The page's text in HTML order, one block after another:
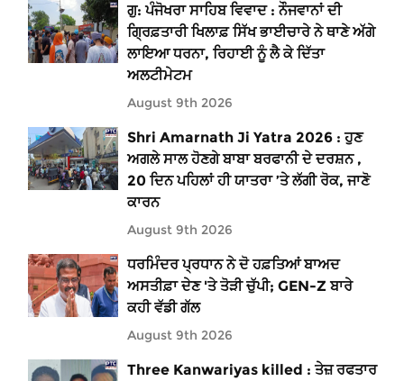
ਗੁ: ਪੰਜੋਖਰਾ ਸਾਹਿਬ ਵਿਵਾਦ : ਨੌਜਵਾਨਾਂ ਦੀ
ਗ੍ਰਿਫ਼ਤਾਰੀ ਖਿਲਾਫ਼ ਸਿੱਖ ਭਾਈਚਾਰੇ ਨੇ ਥਾਣੇ ਅੱਗੇ
ਲਾਇਆ ਧਰਨਾ, ਰਿਹਾਈ ਨੂੰ ਲੈ ਕੇ ਦਿੱਤਾ
ਅਲਟੀਮੇਟਮ
August 9th 2026
Shri Amarnath Ji Yatra 2026 : ਹੁਣ
ਅਗਲੇ ਸਾਲ ਹੋਣਗੇ ਬਾਬਾ ਬਰਫਾਨੀ ਦੇ ਦਰਸ਼ਨ ,
20 ਦਿਨ ਪਹਿਲਾਂ ਹੀ ਯਾਤਰਾ ’ਤੇ ਲੱਗੀ ਰੋਕ, ਜਾਣੋ
ਕਾਰਨ
August 9th 2026
ਧਰਮਿੰਦਰ ਪ੍ਰਧਾਨ ਨੇ ਦੋ ਹਫ਼ਤਿਆਂ ਬਾਅਦ
ਅਸਤੀਫ਼ਾ ਦੇਣ 'ਤੇ ਤੋੜੀ ਚੁੱਪੀ; GEN-Z ਬਾਰੇ
ਕਹੀ ਵੱਡੀ ਗੱਲ
August 9th 2026
Three Kanwariyas killed : ਤੇਜ਼ ਰਫਤਾਰ